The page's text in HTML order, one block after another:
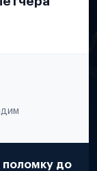
поломку до